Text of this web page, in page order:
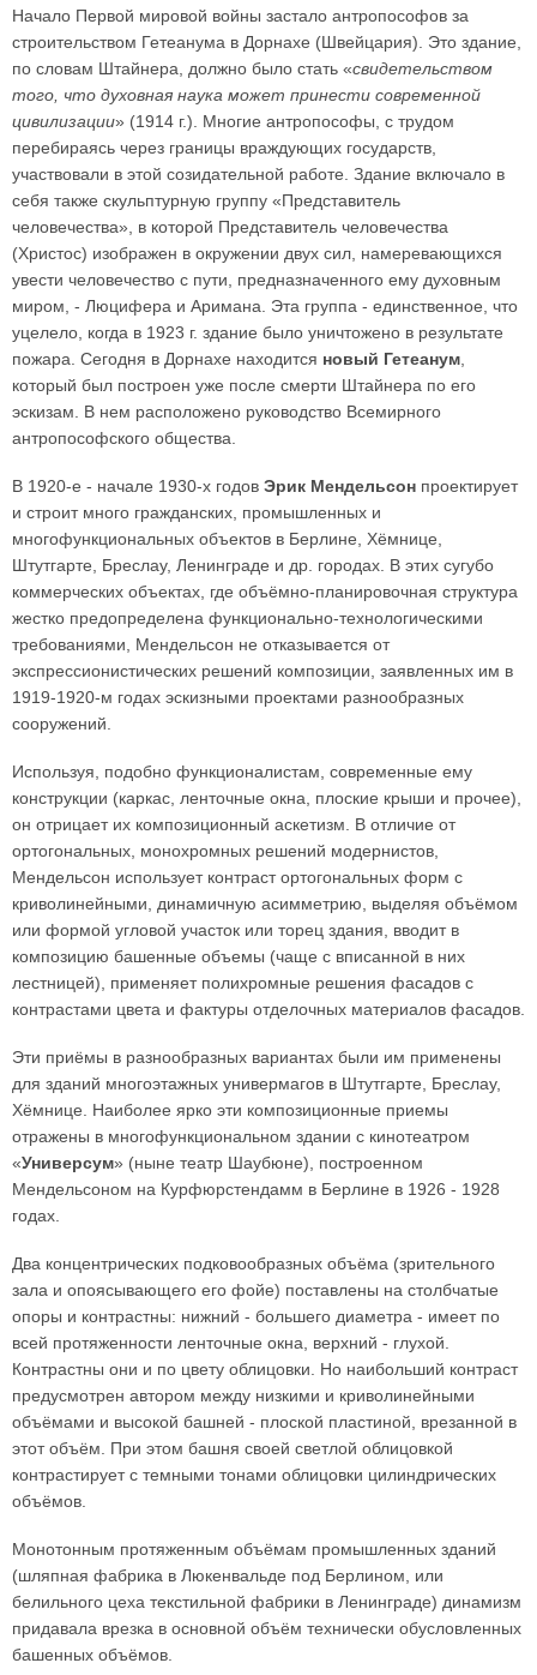
Начало Первой мировой войны застало антропософов за
строительством Гетеанума в Дорнахе (Швейцария). Это здание,
по словам Штайнера, должно было стать «свидетельством
того, что духовная наука может принести современной
цивилизации» (1914 г.). Многие антропософы, с трудом
перебираясь через границы враждующих государств,
участвовали в этой созидательной работе. Здание включало в
себя также скульптурную группу «Представитель
человечества», в которой Представитель человечества
(Христос) изображен в окружении двух сил, намеревающихся
увести человечество с пути, предназначенного ему духовным
миром, - Люцифера и Аримана. Эта группа - единственное, что
уцелело, когда в 1923 г. здание было уничтожено в результате
пожара. Сегодня в Дорнахе находится новый Гетеанум
который был построен уже после смерти Штайнера по его
эскизам. В нем расположено руководство Всемирного
антропософского общества.
В 1920-е - начале 1930-х годов Эрик Мендельсон проектирует
и строит много гражданских, промышленных и
многофункциональных объектов в Берлине, Хёмнице,
Штутгарте, Бреслау, Ленинграде и др. городах. В этих сугубо
коммерческих объектах, где объёмно-планировочная структура
жестко предопределена функционально-технологическими
требованиями, Мендельсон не отказывается от
экспрессионистических решений композиции, заявленных им в
1919-1920-м годах эскизными проектами разнообразных
сооружений.
Используя, подобно функционалистам, современные ему
конструкции (каркас, ленточные окна, плоские крыши и прочее),
он отрицает их композиционный аскетизм. В отличие от
ортогональных, монохромных решений модернистов,
Мендельсон использует контраст ортогональных форм с
криволинейными, динамичную асимметрию, выделяя объёмом
или формой угловой участок или торец здания, вводит в
композицию башенные объемы (чаще с вписанной в них
лестницей), применяет полихромные решения фасадов с
контрастами цвета и фактуры отделочных материалов фасадов.
Эти приёмы в разнообразных вариантах были им применены
для зданий многоэтажных универмагов в Штутгарте, Бреслау,
Хёмнице. Наиболее ярко эти композиционные приемы
отражены в многофункциональном здании с кинотеатром
«Универсум» (ныне театр Шаубюне), построенном
Мендельсоном на Курфюрстендамм в Берлине в 1926 - 1928
годах.
Два концентрических подковообразных объёма (зрительного
зала и опоясывающего его фойе) поставлены на столбчатые
опоры и контрастны: нижний - большего диаметра - имеет по
всей протяженности ленточные окна, верхний - глухой.
Контрастны они и по цвету облицовки. Но наибольший контраст
предусмотрен автором между низкими и криволинейными
объёмами и высокой башней - плоской пластиной, врезанной в
этот объём. При этом башня своей светлой облицовкой
контрастирует с темными тонами облицовки цилиндрических
объёмов.
Монотонным протяженным объёмам промышленных зданий
(шляпная фабрика в Люкенвальде под Берлином, или
белильного цеха текстильной фабрики в Ленинграде) динамизм
придавала врезка в основной объём технически обусловленных
башенных объёмов.